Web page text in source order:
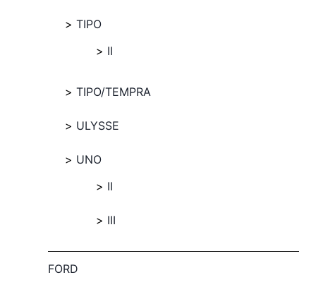
TIPO
II
TIPO/TEMPRA
ULYSSE
UNO
II
III
FORD